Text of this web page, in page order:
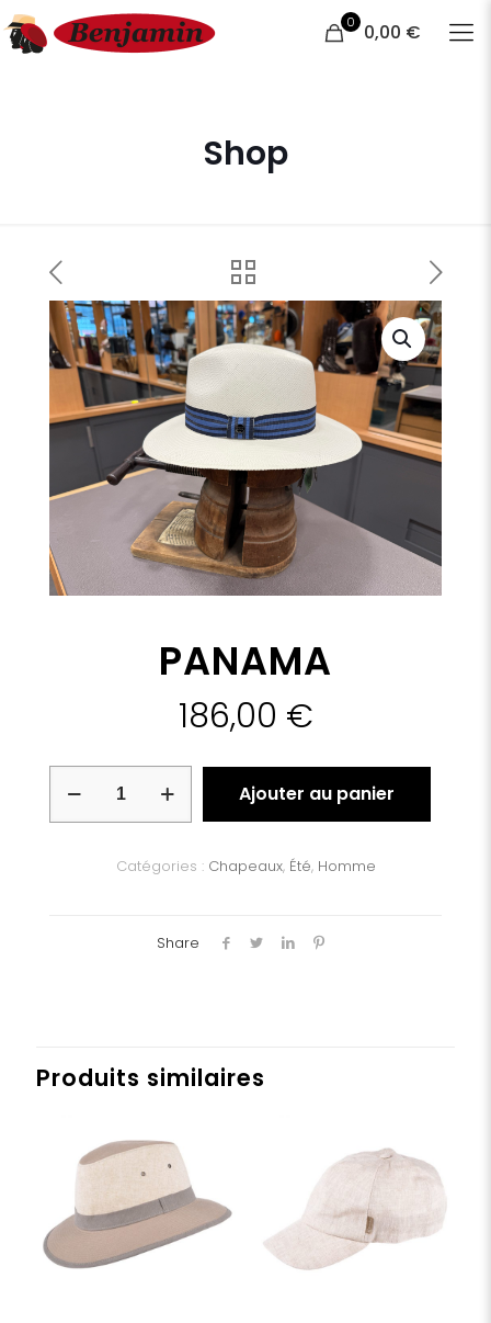
0 0,00 €
Shop
PANAMA
186,00 €
Ajouter au panier
Catégories : Chapeaux, Été, Homme
Share
Produits similaires